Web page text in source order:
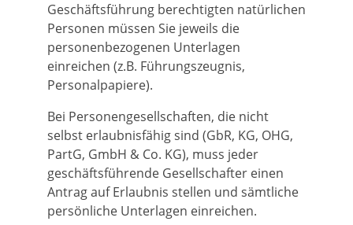
Geschäftsführung berechtigten natürlichen
Personen müssen Sie jeweils die
personenbezogenen Unterlagen
einreichen (z.B. Führungszeugnis,
Personalpapiere).
Bei Personengesellschaften, die nicht
selbst erlaubnisfähig sind (GbR, KG, OHG,
PartG, GmbH & Co. KG), muss jeder
geschäftsführende Gesellschafter einen
Antrag auf Erlaubnis stellen und sämtliche
persönliche Unterlagen einreichen.